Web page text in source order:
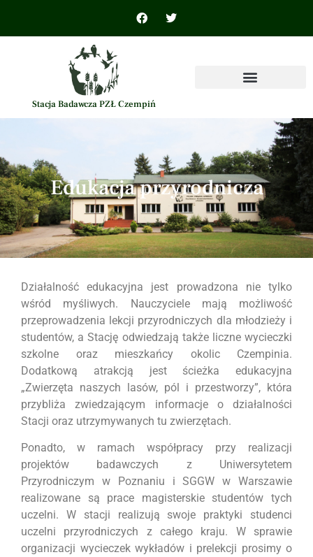
Stacja Badawcza PZŁ Czempiń
Edukacja przyrodnicza
Działalność edukacyjna jest prowadzona nie tylko
wśród myśliwych. Nauczyciele mają możliwość
przeprowadzenia lekcji przyrodniczych dla młodzieży i
studentów, a Stację odwiedzają także liczne wycieczki
szkolne oraz mieszkańcy okolic Czempinia.
Dodatkową atrakcją jest ścieżka edukacyjna
„Zwierzęta naszych lasów, pól i przestworzy”, która
przybliża zwiedzającym informacje o działalności
Stacji oraz utrzymywanych tu zwierzętach.
Ponadto, w ramach współpracy przy realizacji
projektów badawczych z Uniwersytetem
Przyrodniczym w Poznaniu i SGGW w Warszawie
realizowane są prace magisterskie studentów tych
uczelni. W stacji realizują swoje praktyki studenci
uczelni przyrodniczych z całego kraju. W sprawie
organizacji wycieczek wykładów i prelekcji prosimy o